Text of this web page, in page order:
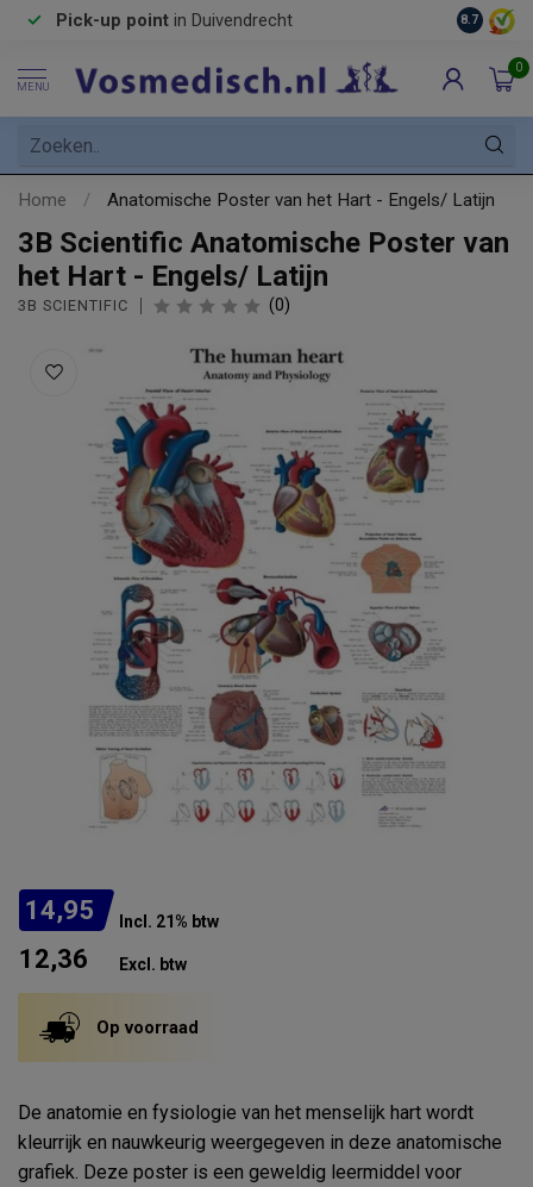
Pick-up point in Duivendrecht 8.7
MENU
0
Home / Anatomische Poster van het Hart - Engels/ Latijn
3B Scientific Anatomische Poster van
het Hart - Engels/ Latijn
3B SCIENTIFIC (0)
14,95 Incl. 21% btw
12,36 Excl. btw
Op voorraad
De anatomie en fysiologie van het menselijk hart wordt
kleurrijk en nauwkeurig weergegeven in deze anatomische
grafiek. Deze poster is een geweldig leermiddel voor